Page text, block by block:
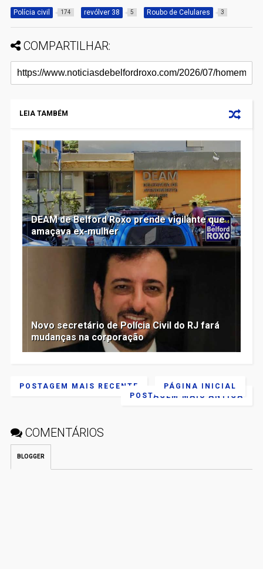
Polícia civil 174 revólver 38 5 Roubo de Celulares 3
COMPARTILHAR:
LEIA TAMBÉM
DEAM de Belford Roxo prende vigilante que
amaçava ex-mulher
Novo secretário de Polícia Civil do RJ fará
mudanças na corporação
POSTAGEM MAIS RECENTE
POSTAGEM MAIS ANTIGA
PÁGINA INICIAL
COMENTÁRIOS
BLOGGER